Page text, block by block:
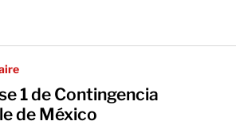
1 de Contingencia
de México